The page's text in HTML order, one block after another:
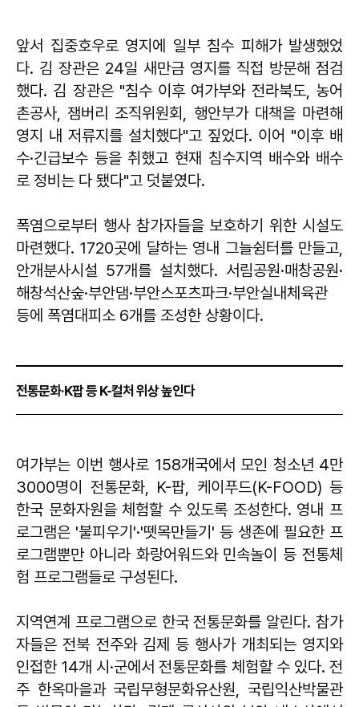
앞서 집중호우로 영지에 일부 침수 피해가 발생했었
다. 김 장관은 24일 새만금 영지를 직접 방문해 점검
했다. 김 장관은 "침수 이후 여가부와 전라북도, 농어
촌공사, 잼버리 조직위원회, 행안부가 대책을 마련해
영지 내 저류지를 설치했다"고 짚었다. 이어 "이후 배
수·긴급보수 등을 취했고 현재 침수지역 배수와 배수
로 정비는 다 됐다"고 덧붙였다.
폭염으로부터 행사 참가자들을 보호하기 위한 시설도
마련했다. 1720곳에 달하는 영내 그늘쉼터를 만들고,
안개분사시설 57개를 설치했다. 서림공원·매창공원·
해창석산숲·부안댐·부안스포츠파크·부안실내체육관
등에 폭염대피소 6개를 조성한 상황이다.
전통문화·K팝 등 K-컬처 위상 높인다
여가부는 이번 행사로 158개국에서 모인 청소년 4만
3000명이 전통문화, K-팝, 케이푸드(K-FOOD) 등
한국 문화자원을 체험할 수 있도록 조성한다. 영내 프
로그램은 '불피우기'·'뗏목만들기' 등 생존에 필요한 프
로그램뿐만 아니라 화랑어워드와 민속놀이 등 전통체
험 프로그램들로 구성된다.
지역연계 프로그램으로 한국 전통문화를 알린다. 참가
자들은 전북 전주와 김제 등 행사가 개최되는 영지와
인접한 14개 시·군에서 전통문화를 체험할 수 있다. 전
주 한옥마을과 국립무형문화유산원, 국립익산박물관